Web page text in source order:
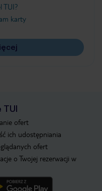
TUI?
karty
ofert
ich udostępniania
ofert
o Twojej rezerwacji w